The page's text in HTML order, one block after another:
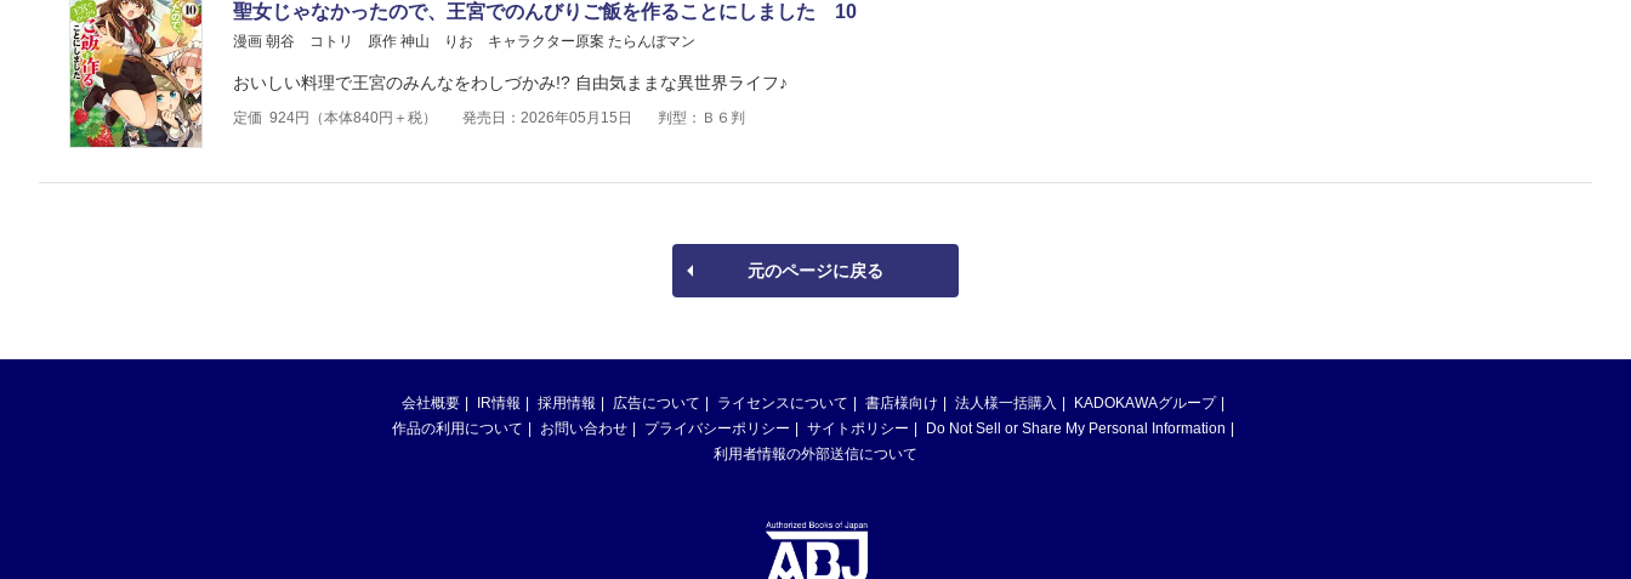
聖女じゃなかったので、王宮でのんびりご飯を作ることにしました 10
漫画 朝谷 コトリ 原作 神山 りお キャラクター原案 たらんぼマン
おいしい料理で王宮のみんなをわしづかみ!? 自由気ままな異世界ライフ♪
定価 924円（本体840円＋税） 発売日：2026年05月15日 判型：Ｂ６判
元のページに戻る
会社概要 IR情報 採用情報 広告について ライセンスについて 書店様向け 法人様一括購入
KADOKAWAグループ
作品の利用について
お問い合わせ プライバシーポリシー サイトポリシー
Do Not Sell or Share My Personal Information
利用者情報の外部送信について